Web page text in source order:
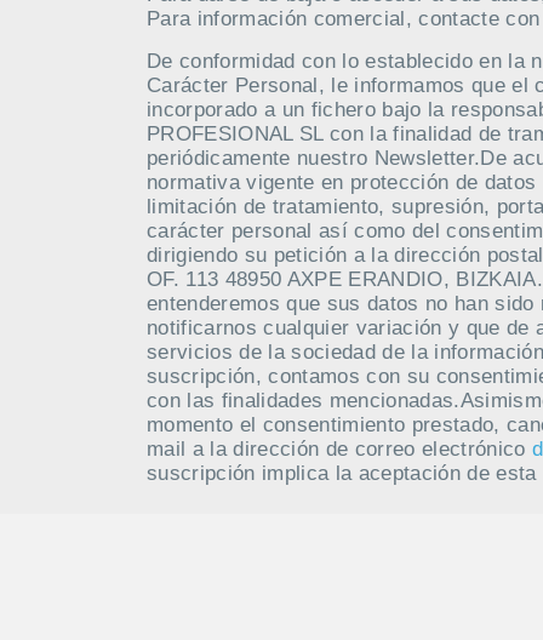
Para información comercial, contacte
De conformidad con lo establecido en la
Carácter Personal, le informamos que el
incorporado a un fichero bajo la
PROFESIONAL SL con la finalidad de
periódicamente nuestro Newsletter.De
normativa vigente en protección de
limitación de tratamiento, supresión,
carácter personal así como del
dirigiendo su petición a la dirección
OF. 113 48950 AXPE ERANDIO,
entenderemos que sus datos no han
notificarnos cualquier variación y que de
servicios de la sociedad de la
suscripción, contamos con su
con las finalidades
momento el consentimiento prestado,
mail a la dirección de correo electrónico
suscripción implica la aceptación de esta